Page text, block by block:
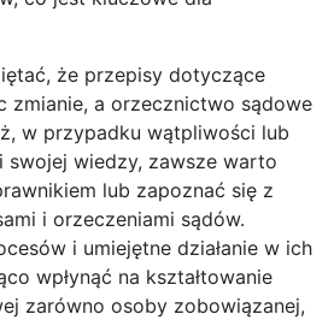
że przepisy dotyczące
zmianie, a orzecznictwo sądowe
w przypadku wątpliwości lub
wiedzy, zawsze warto
lub zapoznać się z
i orzeczeniami sądów.
i umiejętne działanie w ich
wpłynąć na kształtowanie
zarówno osoby zobowiązanej,